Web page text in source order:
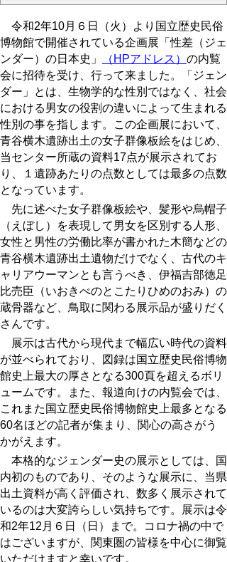
令和2年10月６日（火）より国立歴史民俗
博物館で開催されている企画展「性差（ジェ
ンダー）の日本史」
（HPアドレス） の内覧
会に招待を受け、行って来ました。「ジェン
ダー」とは、生物学的な性別ではなく、社会
における男女の役割の違いによって生まれる
性別の事を指します。この企画展において、
青谷横木遺跡出土の女子群像板絵をはじめ、
当センター所蔵の資料17点が展示されてお
り、１遺跡あたりの点数としては最多の点数
となっています。
先に述べた女子群像板絵や、髪形や烏帽子
（えぼし）を表現して男女を区別する人形、
女性と男性の労働比率が書かれた木簡などの
青谷横木遺跡出土遺物だけでなく、古代のキ
ャリアウーマンとも言うべき、伊福吉部徳足
比売臣（いおきべのとこたりひめのおみ）の
蔵骨器など、鳥取に関わる展示品が盛りだく
さんです。
展示は古代から現代まで幅広い時代の資料
が並べられており、図録は国立歴史民俗博物
館史上最大の厚さとなる300頁を超えるボリ
ュームです。また、報道向けの内覧会では、
これまた国立歴史民俗博物館史上最多となる
60名ほどの記者が集まり、関心の高さがう
かがえます。
本格的なジェンダー史の展示としては、国
内初のものであり、そのような展示に、当県
出土資料が高く評価され、数多く展示されて
いるのは大変誇らしい気持ちです。展示は令
和2年12 月６日（日）まで。コロナ禍の中で
はございますが、関東圏の皆様を中心に御覧
いただけますと幸いです。